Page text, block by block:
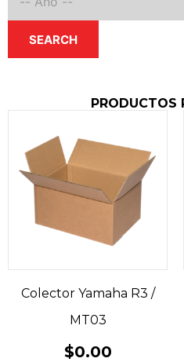
SEARCH
PRODUCTOS
Colector Yamaha R3 /
MT03
$0.00